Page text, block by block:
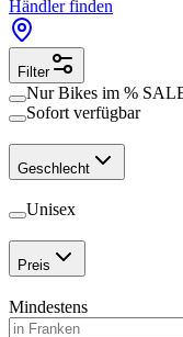
Händler finden
Filter
Nur Bikes im %
Sofort verfügbar
Geschlecht
Unisex
Preis
Mindestens